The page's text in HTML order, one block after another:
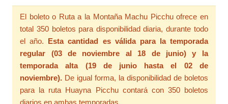
El boleto o Ruta a la Montaña Machu Picchu ofrece en
total 350 boletos para disponibilidad diaria, durante todo
el año. Esta cantidad es válida para la temporada
regular (03 de noviembre al 18 de junio) y la
temporada alta (19 de junio hasta el 02 de
noviembre). De igual forma, la disponibilidad de boletos
para la ruta Huayna Picchu contará con 350 boletos
diarios en ambas temporadas.